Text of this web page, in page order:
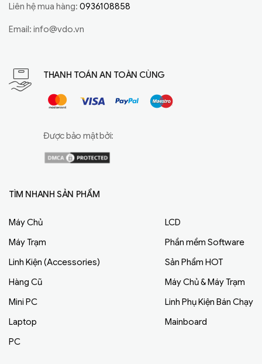
Liên hệ mua hàng: 0936108858
Email: info@vdo.vn
THANH TOÁN AN TOÀN CÙNG
Được bảo mật bởi:
TÌM NHANH SẢN PHẨM
Máy Chủ
Máy Trạm
Linh Kiện (Accessories)
Hàng Cũ
Mini PC
Laptop
PC
LCD
Phần mềm Software
Sản Phẩm HOT
Máy Chủ & Máy Trạm
Linh Phụ Kiện Bán Chạy
Mainboard